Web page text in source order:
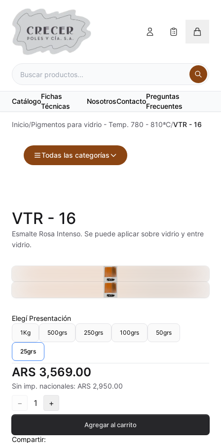
Catálogo
Fichas
Técnicas
NosotrosContacto
Preguntas
Frecuentes
Inicio/Pigmentos para vidrio - Temp. 780 - 810ªC/VTR - 16
Todas las categorías
Alambre Kanthal
Bizcochos cerámicos
Conos pirometricos Orton
Contramoldes
Crayones cerámicos
Crisoles refractarios
Engobes
VTR - 16
Esmalte Rosa Intenso. Se puede aplicar sobre vidrio y entre
vidrio.
Elegí Presentación
1Kg 500grs 250grs 100grs 50grs
25grs
ARS 3,569.00
Sin imp. nacionales: ARS 2,950.00
− 1 +
Agregar al carrito
Compartir: